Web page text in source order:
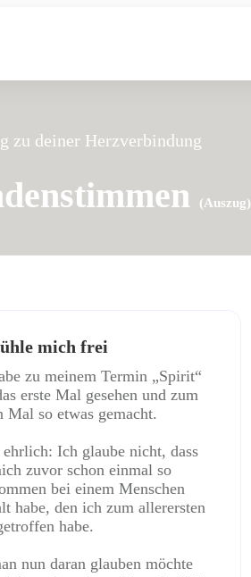
zu deiner Herzverbindung
(Auszug)
mich frei
zu meinem Termin „Spirit“
erste Mal gesehen und zum
Mal so etwas gemacht.
ehrlich: Ich glaube nicht, dass
zuvor schon einmal so
bei einem Menschen
habe, den ich zum allerersten
habe.
nun daran glauben möchte